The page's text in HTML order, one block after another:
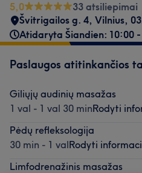
5,0
33 atsiliepimai
Švitrigailos g. 4, Vilnius,
Atidaryta Šiandien: 10:00
Paslaugos atitinkančios
Giliųjų audinių masažas
1 val - 1 val 30 minRodyti
Pėdų refleksologija
30 min - 1 valRodyti
Limfodrenažinis masažas